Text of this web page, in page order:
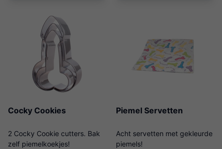
Cocky Cookies
2 Cocky Cookie cutters. Bak
zelf piemelkoekjes!
Piemel Servetten
Acht servetten met gekleurde
piemels!